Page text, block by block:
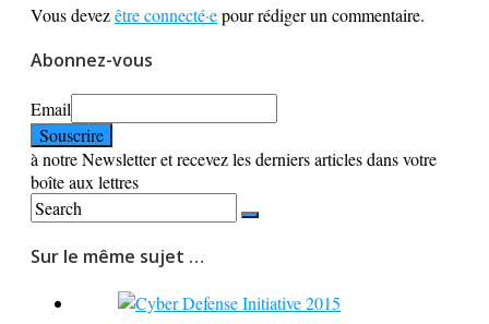
Vous devezêtre connecté·epour rédiger un commentaire.
Abonnez-vous
Email
à notre Newsletter et recevez les derniers articles dans votre
boîte aux lettres
Sur le même sujet …